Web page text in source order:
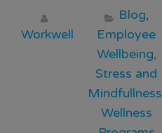
Workwell
Blog,
Employee
Wellbeing,
Stress and
Mindfullness
Wellness